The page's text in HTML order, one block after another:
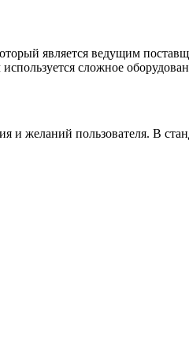
является ведущим
сложное
и желаний пользователя. В